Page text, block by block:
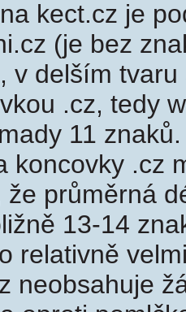
kect.cz je
(je bez
v delším
.cz, tedy
11
koncovky .cz
že průměrná
13-14
relativně
neobsahuje